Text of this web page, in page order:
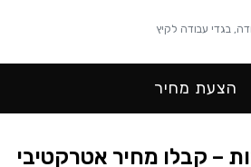
, בגדי עבודה לקיץ
הצעת מחיר